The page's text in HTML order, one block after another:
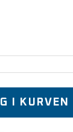
I KURVEN